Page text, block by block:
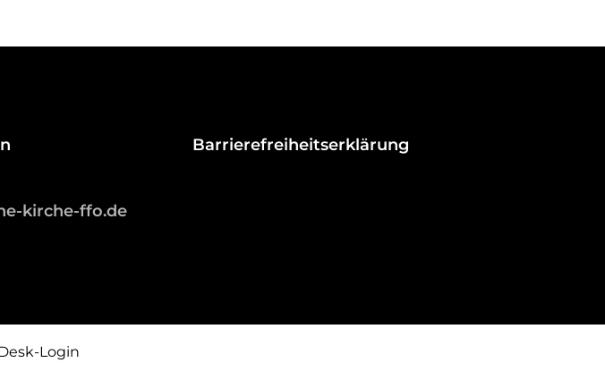
kirche-ffo.de
Barrierefreiheitserklärung
Login